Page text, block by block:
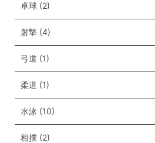
卓球 (2)
射撃 (4)
弓道 (1)
柔道 (1)
水泳 (10)
相撲 (2)